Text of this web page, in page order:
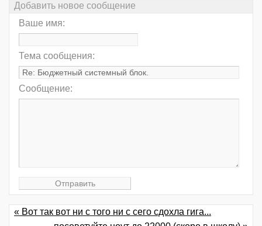
Добавить новое сообщение
Ваше имя:
Тема сообщения:
Сообщение:
« Вот так вот ни с того ни с сего сдохла гига...